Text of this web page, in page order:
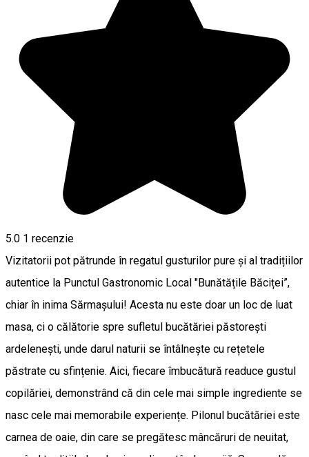
5.0 1 recenzie
Vizitatorii pot pătrunde în regatul gusturilor pure și al tradițiilor
autentice la Punctul Gastronomic Local "Bunătățile Băciței”,
chiar în inima Sărmașului! Acesta nu este doar un loc de luat
masa, ci o călătorie spre sufletul bucătăriei păstorești
ardelenești, unde darul naturii se întâlnește cu rețetele
păstrate cu sfințenie. Aici, fiecare îmbucătură readuce gustul
copilăriei, demonstrând că din cele mai simple ingrediente se
nasc cele mai memorabile experiențe. Pilonul bucătăriei este
carnea de oaie, din care se pregătesc mâncăruri de neuitat,